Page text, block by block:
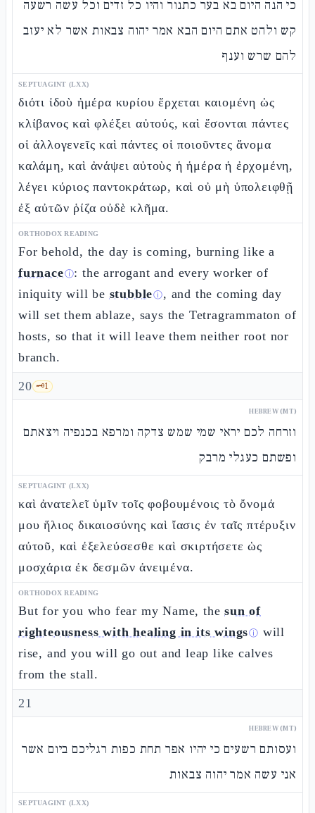
כי הנה היום בא בער כתנור והיו כל זדים וכל עשה רשעה
קש ולהט אתם היום הבא אמר יהוה צבאות אשר לא יעזב
להם שרש וענף
SEPTUAGINT (LXX)
διότι ἰδοὺ ἡμέρα κυρίου ἔρχεται καιομένη ὡς
κλίβανος καὶ φλέξει αὐτούς, καὶ ἔσονται πάντες
οἱ ἀλλογενεῖς καὶ πάντες οἱ ποιοῦντες ἄνομα
καλάμη, καὶ ἀνάψει αὐτοὺς ἡ ἡμέρα ἡ ἐρχομένη,
λέγει κύριος παντοκράτωρ, καὶ οὐ μὴ ὑπολειφθῇ
ἐξ αὐτῶν ῥίζα οὐδὲ κλῆμα.
ORTHODOX READING
For behold, the day is coming, burning like a
furnaceⓘ: the arrogant and every worker of
iniquity will be stubbleⓘ, and the coming day
will set them ablaze, says the Tetragrammaton of
hosts, so that it will leave them neither root nor
branch.
20 🗝️1
HEBREW (MT)
וזרחה לכם יראי שמי שמש צדקה ומרפא בכנפיה ויצאתם
ופשתם כעגלי מרבק
SEPTUAGINT (LXX)
καὶ ἀνατελεῖ ὑμῖν τοῖς φοβουμένοις τὸ ὄνομά
μου ἥλιος δικαιοσύνης καὶ ἴασις ἐν ταῖς πτέρυξιν
αὐτοῦ, καὶ ἐξελεύσεσθε καὶ σκιρτήσετε ὡς
μοσχάρια ἐκ δεσμῶν ἀνειμένα.
ORTHODOX READING
But for you who fear my Name, thesun of
righteousness with healing in its wingsⓘ will
rise, and you will go out and leap like calves
from the stall.
21
HEBREW (MT)
ועסותם רשעים כי יהיו אפר תחת כפות רגליכם ביום אשר
אני עשה אמר יהוה צבאות
SEPTUAGINT (LXX)